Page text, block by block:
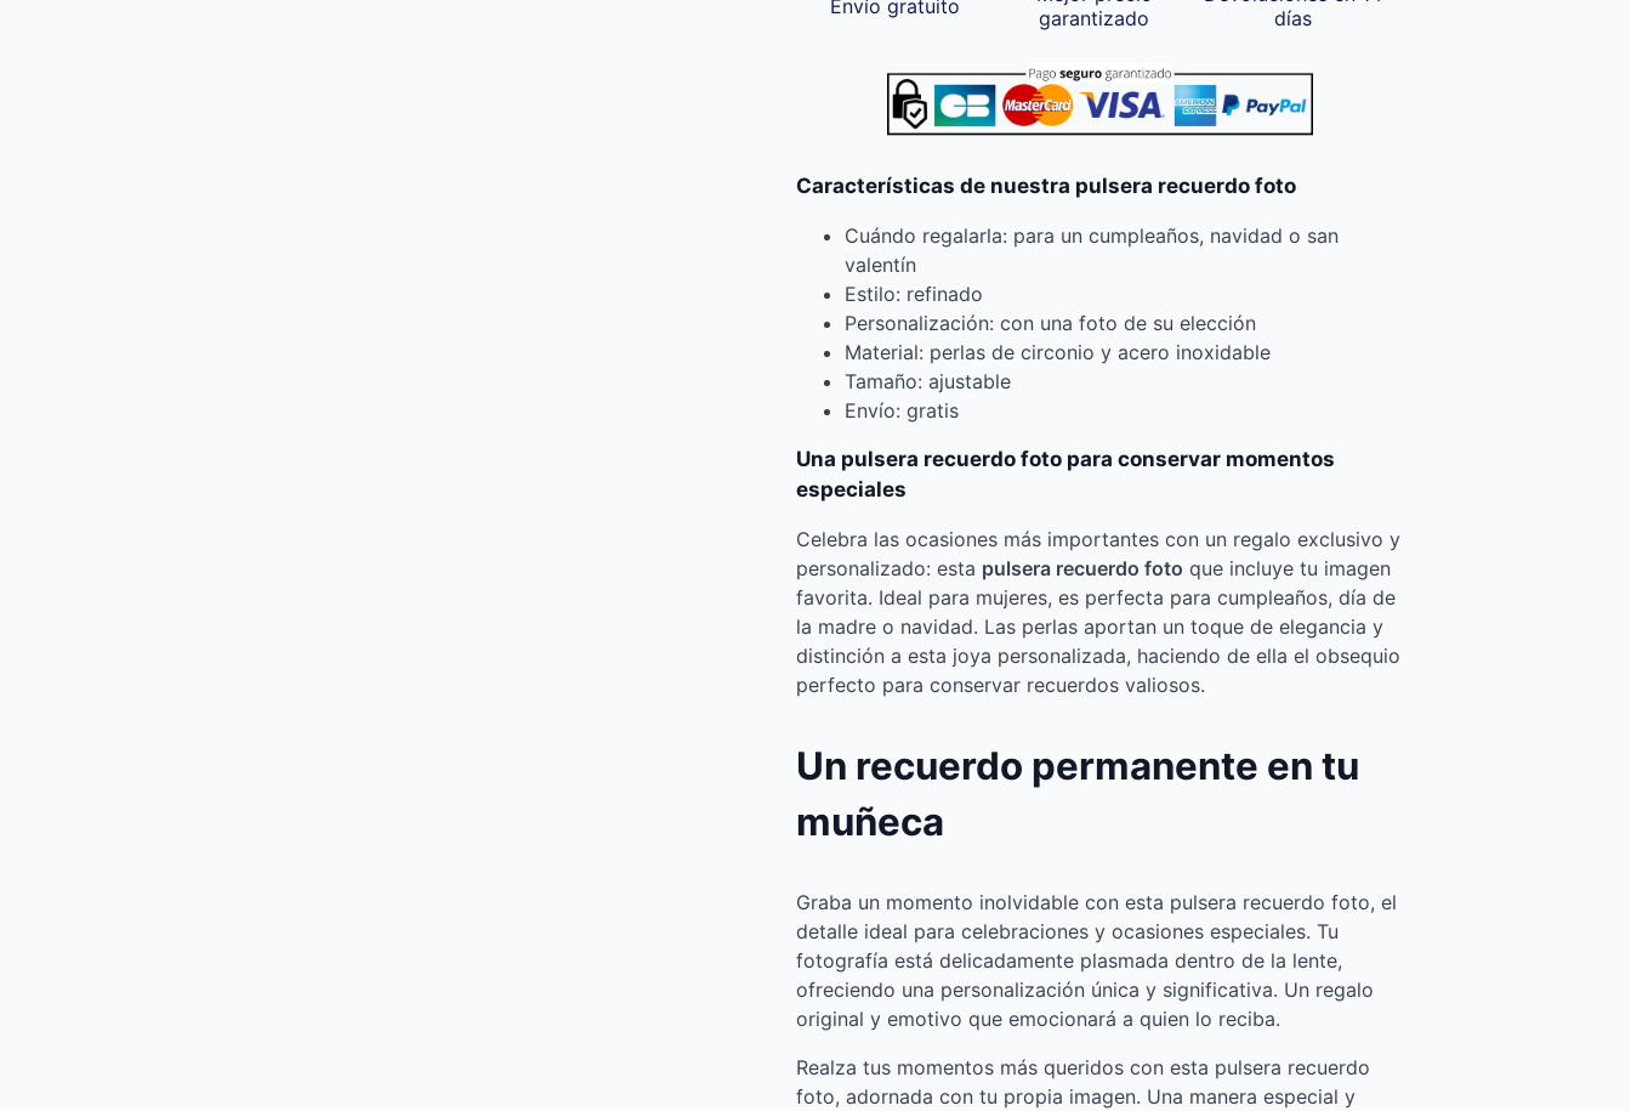
Envío gratuito
garantizado
días
Características de nuestra pulsera recuerdo foto
Cuándo regalarla: para un cumpleaños, navidad o san
valentín
Estilo: refinado
Personalización: con una foto de su elección
Material: perlas de circonio y acero inoxidable
Tamaño: ajustable
Envío: gratis
Una pulsera recuerdo foto para conservar momentos
especiales
Celebra las ocasiones más importantes con un regalo exclusivo y
personalizado: esta pulsera recuerdo foto que incluye tu imagen
favorita. Ideal para mujeres, es perfecta para cumpleaños, día de
la madre o navidad. Las perlas aportan un toque de elegancia y
distinción a esta joya personalizada, haciendo de ella el obsequio
perfecto para conservar recuerdos valiosos.
Un recuerdo permanente en tu
muñeca
Graba un momento inolvidable con esta pulsera recuerdo foto, el
detalle ideal para celebraciones y ocasiones especiales. Tu
fotografía está delicadamente plasmada dentro de la lente,
ofreciendo una personalización única y significativa. Un regalo
original y emotivo que emocionará a quien lo reciba.
Realza tus momentos más queridos con esta pulsera recuerdo
foto, adornada con tu propia imagen. Una manera especial y